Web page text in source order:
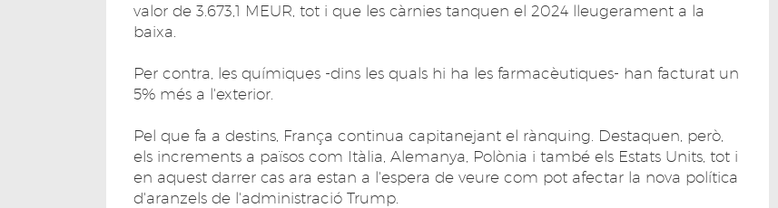
valor de 3.673,1 MEUR, tot i que les càrnies tanquen el 2024 lleugerament a la
baixa.
Per contra, les químiques -dins les quals hi ha les farmacèutiques- han facturat un
5% més a l'exterior.
Pel que fa a destins, França continua capitanejant el rànquing. Destaquen, però,
els increments a països com Itàlia, Alemanya, Polònia i també els Estats Units, tot i
en aquest darrer cas ara estan a l'espera de veure com pot afectar la nova política
d'aranzels de l'administració Trump.